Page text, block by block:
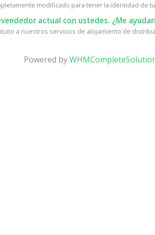
modificado para tener la identidad de
actual con ustedes. ¿Me
a nuestros servicios de alojamiento de
Powered by